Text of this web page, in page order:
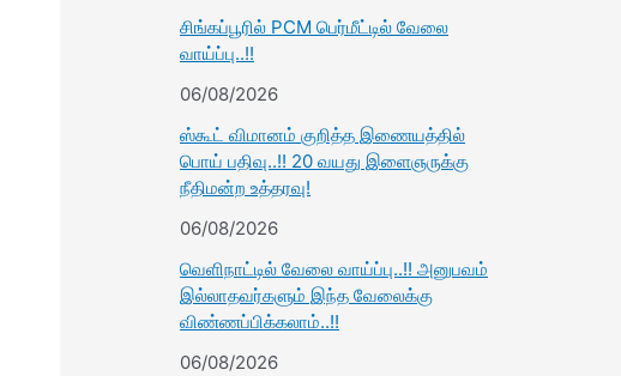
சிங்கப்பூரில் PCM பெர்மீட்டில் வேலை
வாய்ப்பு..!!
06/08/2026
ஸ்கூட் விமானம் குறித்த இணையத்தில்
பொய் பதிவு..!! 20 வயது இளைஞருக்கு
நீதிமன்ற உத்தரவு!
06/08/2026
வெளிநாட்டில் வேலை வாய்ப்பு..!! அனுபவம்
இல்லாதவர்களும் இந்த வேலைக்கு
விண்ணப்பிக்கலாம்..!!
06/08/2026